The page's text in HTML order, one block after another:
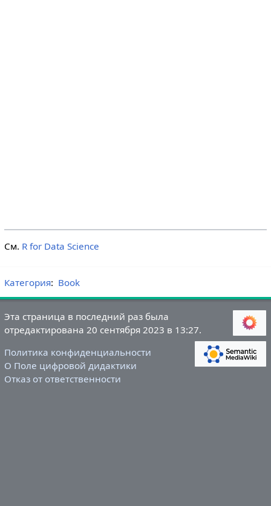
См. R for Data Science
Категория: Book
Эта страница в последний раз была
отредактирована 20 сентября 2023 в 13:27.
Политика конфиденциальности
О Поле цифровой дидактики
Отказ от ответственности